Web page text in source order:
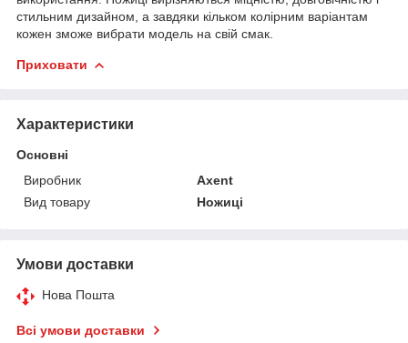
стильним дизайном, а завдяки кільком колірним варіантам
кожен зможе вибрати модель на свій смак.
Приховати
Характеристики
Основні
Виробник
Axent
Вид товару
Ножиці
Умови доставки
Нова Пошта
Всі умови доставки